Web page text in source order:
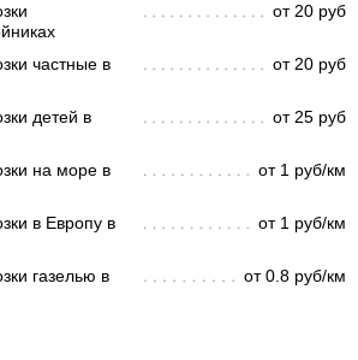
от 20 руб
частные в
от 20 руб
детей в
от 25 руб
на море в
от 1 руб/км
в Европу в
от 1 руб/км
газелью в
от 0.8 руб/км